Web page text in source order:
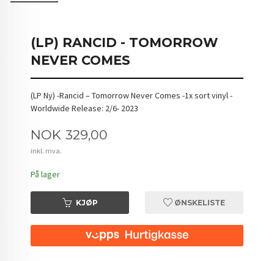
(LP) RANCID - TOMORROW
NEVER COMES
(LP Ny) -Rancid – Tomorrow Never Comes -1x sort vinyl -
Worldwide Release: 2/6- 2023
Pris
NOK 329,00
inkl. mva.
På lager
KJØP ØNSKELISTE